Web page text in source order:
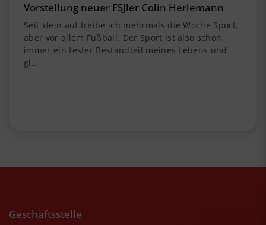
Vorstellung neuer FSJler Colin Herlemann
Seit klein auf treibe ich mehrmals die Woche Sport,
aber vor allem Fußball. Der Sport ist also schon
immer ein fester Bestandteil meines Lebens und
gl…
Geschäftsstelle